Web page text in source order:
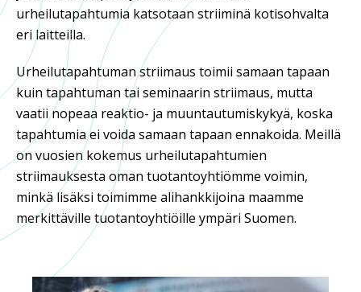
urheilutapahtumia katsotaan striiminä kotisohvalta
eri laitteilla.
Urheilutapahtuman striimaus toimii samaan tapaan
kuin tapahtuman tai seminaarin striimaus, mutta
vaatii nopeaa reaktio- ja muuntautumiskykyä, koska
tapahtumia ei voida samaan tapaan ennakoida. Meillä
on vuosien kokemus urheilutapahtumien
striimauksesta oman tuotantoyhtiömme voimin,
minkä lisäksi toimimme alihankkijoina maamme
merkittäville tuotantoyhtiöille ympäri Suomen.